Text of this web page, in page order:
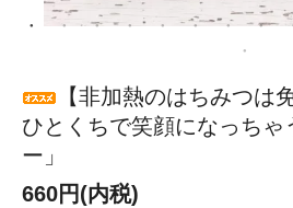
【非加熱のはちみつは
ひとくちで笑顔になっちゃ
ー」
660円(内税)